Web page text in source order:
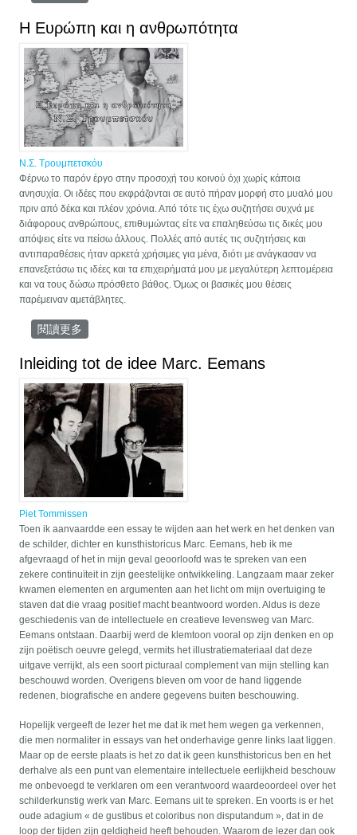
Η Ευρώπη και η ανθρωπότητα
Ν.Σ. Τρουμπετσκόυ
Φέρνω το παρόν έργο στην προσοχή του κοινού όχι χωρίς κάποια
ανησυχία. Οι ιδέες που εκφράζονται σε αυτό πήραν μορφή στο μυαλό μου
πριν από δέκα και πλέον χρόνια. Από τότε τις έχω συζητήσει συχνά με
διάφορους ανθρώπους, επιθυμώντας είτε να επαληθεύσω τις δικές μου
απόψεις είτε να πείσω άλλους. Πολλές από αυτές τις συζητήσεις και
αντιπαραθέσεις ήταν αρκετά χρήσιμες για μένα, διότι με ανάγκασαν να
επανεξετάσω τις ιδέες και τα επιχειρήματά μου με μεγαλύτερη λεπτομέρεια
και να τους δώσω πρόσθετο βάθος. Όμως οι βασικές μου θέσεις
παρέμειναν αμετάβλητες.
閱讀更多
Inleiding tot de idee Marc. Eemans
Piet Tommissen
Toen ik aanvaardde een essay te wijden aan het werk en het denken van
de schilder, dichter en kunsthistoricus Marc. Eemans, heb ik me
afgevraagd of het in mijn geval geoorloofd was te spreken van een
zekere continuïteit in zijn geestelijke ontwikkeling. Langzaam maar zeker
kwamen elementen en argumenten aan het licht om mijn overtuiging te
staven dat die vraag positief macht beantwoord worden. Aldus is deze
geschiedenis van de intellectuele en creatieve levensweg van Marc.
Eemans ontstaan. Daarbij werd de klemtoon vooral op zijn denken en op
zijn poëtisch oeuvre gelegd, vermits het illustratiemateriaal dat deze
uitgave verrijkt, als een soort picturaal complement van mijn stelling kan
beschouwd worden. Overigens bleven om voor de hand liggende
redenen, biografische en andere gegevens buiten beschouwing.
Hopelijk vergeeft de lezer het me dat ik met hem wegen ga verkennen,
die men normaliter in essays van het onderhavige genre links laat liggen.
Maar op de eerste plaats is het zo dat ik geen kunsthistoricus ben en het
derhalve als een punt van elementaire intellectuele eerlijkheid beschouw
me onbevoegd te verklaren om een verantwoord waardeoordeel over het
schilderkunstig werk van Marc. Eemans uit te spreken. En voorts is er het
oude adagium « de gustibus et coloribus non disputandum », dat in de
loop der tijden zijn geldigheid heeft behouden. Waarom de lezer dan ook